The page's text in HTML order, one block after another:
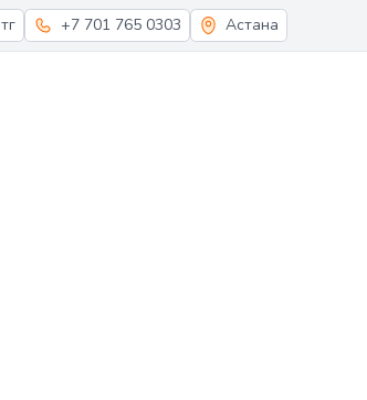
+7 701 765 0303 Астана